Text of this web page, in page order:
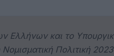
Ελλήνων και το
Πολιτική